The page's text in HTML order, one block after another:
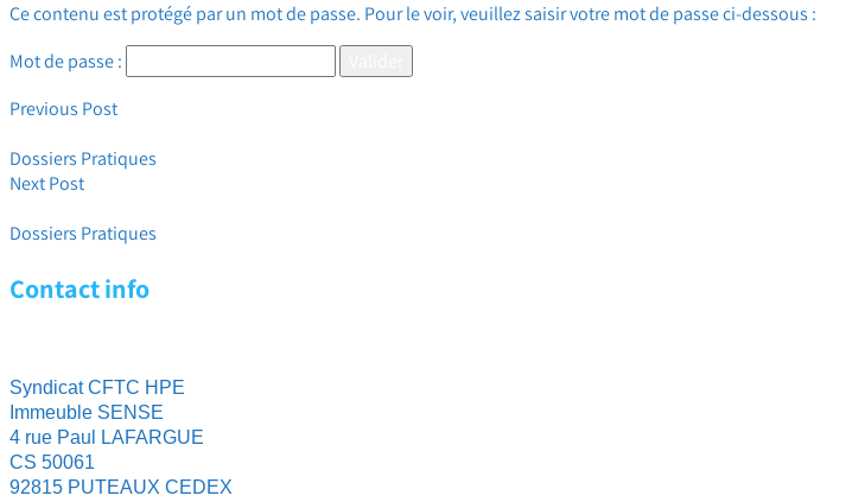
Ce contenu est protégé par un mot de passe. Pour le voir, veuillez saisir votre mot de passe ci-dessous :
Mot de passe :
Previous Post
Dossiers Pratiques
Next Post
Dossiers Pratiques
Contact info
Syndicat CFTC HPE
Immeuble SENSE
4 rue Paul LAFARGUE
CS 50061
92815 PUTEAUX CEDEX